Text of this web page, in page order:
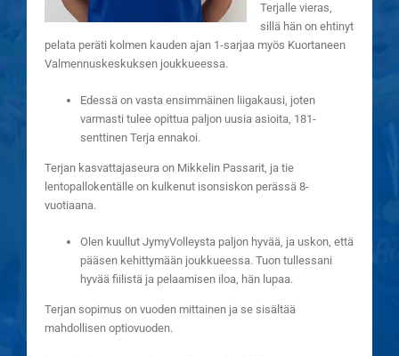
Terjalle vieras,
sillä hän on ehtinyt
pelata peräti kolmen kauden ajan 1-sarjaa myös Kuortaneen
Valmennuskeskuksen joukkueessa.
Edessä on vasta ensimmäinen liigakausi, joten
varmasti tulee opittua paljon uusia asioita, 181-
senttinen Terja ennakoi.
Terjan kasvattajaseura on Mikkelin Passarit, ja tie
lentopallokentälle on kulkenut isonsiskon perässä 8-
vuotiaana.
Olen kuullut JymyVolleysta paljon hyvää, ja uskon, että
pääsen kehittymään joukkueessa. Tuon tullessani
hyvää fiilistä ja pelaamisen iloa, hän lupaa.
Terjan sopimus on vuoden mittainen ja se sisältää
mahdollisen optiovuoden.